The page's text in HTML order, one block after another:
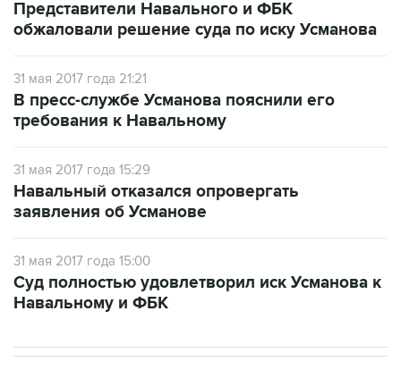
31 мая 2017 года 21:21
требования к Навальному
31 мая 2017 года 15:29
заявления об Усманове
Навальному и ФБК